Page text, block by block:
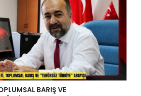
BARIŞ VE